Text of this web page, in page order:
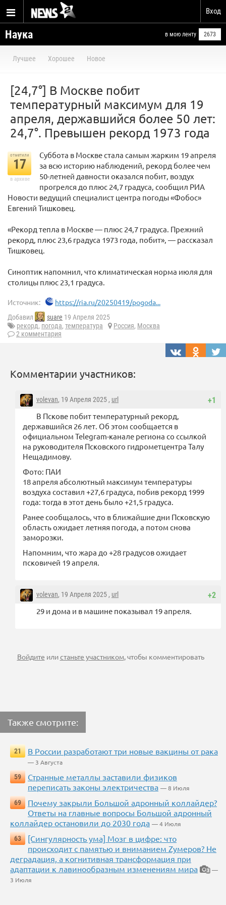
Вход
Наука в мою ленту 2673
Лучшее Хорошее Новое
[24,7°] В Москве побит
температурный максимум для 19
апреля, державшийся более 50 лет:
24,7°. Превышен рекорд 1973 года
отметили
17
в архиве
Суббота в Москве стала самым жарким 19 апреля
за всю историю наблюдений, рекорд более чем
50-летней давности оказался побит, воздух
прогрелся до плюс 24,7 градуса, сообщил РИА
Новости ведущий специалист центра погоды «Фобос»
Евгений Тишковец.
«Рекорд тепла в Москве — плюс 24,7 градуса. Прежний
рекорд, плюс 23,6 градуса 1973 года, побит», — рассказал
Тишковец.
Синоптик напомнил, что климатическая норма июля для
столицы плюс 23,1 градуса.
Источник: https://ria.ru/20250419/pogoda...
Добавил suare 19 Апреля 2025
рекорд, погода, температура Россия, Москва
2 комментария
Комментарии участников:
+1
volevan, 19 Апреля 2025 , url
В Пскове побит температурный рекорд,
державшийся 26 лет. Об этом сообщается в
официальном Telegram-канале региона со ссылкой
на руководителя Псковского гидрометцентра Талу
Нещадимову.
Фото: ПАИ
18 апреля абсолютный максимум температуры
воздуха составил +27,6 градуса, побив рекорд 1999
года: тогда в этот день было +21,5 градуса.
Ранее сообщалось, что в ближайшие дни Псковскую
область ожидает летняя погода, а потом снова
заморозки.
Напомним, что жара до +28 градусов ожидает
псковичей 19 апреля.
+2
volevan, 19 Апреля 2025 , url
29 и дома и в машине показывал 19 апреля.
Войдите илистаньте участником, чтобы комментировать
Также смотрите:
21 В России разработают три новые вакцины от рака
— 3 Августа
59
Странные металлы заставили физиков
переписать законы электричества — 8 Июля
69
Почему закрыли Большой адронный коллайдер?
Ответы на главные вопросы Большой адронный
коллайдер остановили до 2030 года — 4 Июля
63
[Сингулярность ума] Мозг в цифре: что
происходит с памятью и вниманием Zумеров? Не
деградация, а когнитивная трансформация при
адаптации к лавинообразным изменениям мира
3 —
3 Июля